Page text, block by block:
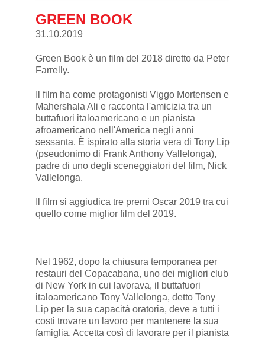
GREEN BOOK
31.10.2019
Green Book è un film del 2018 diretto da Peter
Farrelly.
Il film ha come protagonisti Viggo Mortensen e
Mahershala Ali e racconta l'amicizia tra un
buttafuori italoamericano e un pianista
afroamericano nell'America negli anni
sessanta. È ispirato alla storia vera di Tony Lip
(pseudonimo di Frank Anthony Vallelonga),
padre di uno degli sceneggiatori del film, Nick
Vallelonga.
Il film si aggiudica tre premi Oscar 2019 tra cui
quello come miglior film del 2019.
Nel 1962, dopo la chiusura temporanea per
restauri del Copacabana, uno dei migliori club
di New York in cui lavorava, il buttafuori
italoamericano Tony Vallelonga, detto Tony
Lip per la sua capacità oratoria, deve a tutti i
costi trovare un lavoro per mantenere la sua
famiglia. Accetta così di lavorare per il pianista